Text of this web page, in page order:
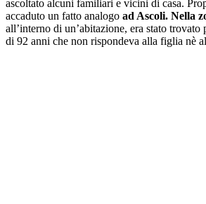
ascoltato alcuni familiari e vicini di casa.
accaduto un fatto analogo ad Ascoli. Nella
all’interno di un’abitazione, era stato
di 92 anni che non rispondeva alla figlia nè